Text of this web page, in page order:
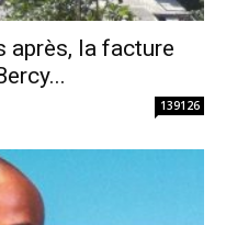
après, la facture
139126